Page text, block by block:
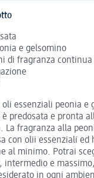
e gelsomino
di fragranza continua
essenziali peonia e
è predosata e pronta
La fragranza alla
con olii essenziali ed
al minimo. Potrai
intermedio e
in ogni